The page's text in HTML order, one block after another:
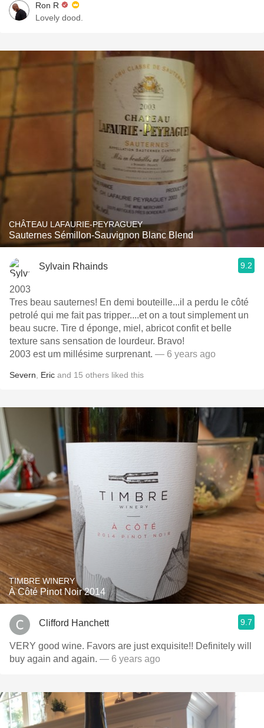
Ron R
Lovely dood.
CHÂTEAU LAFAURIE-PEYRAGUEY
Sauternes Sémillon-Sauvignon Blanc Blend
Sylvain Rhainds 9.2
2003
Tres beau sauternes! En demi bouteille...il a perdu le côté
petrolé qui me fait pas tripper....et on a tout simplement un
beau sucre. Tire d éponge, miel, abricot confit et belle
texture sans sensation de lourdeur. Bravo!
2003 est um millésime surprenant. — 6 years ago
Severn Eric and 15 others liked this
TIMBRE WINERY
À Côté Pinot Noir 2014
Clifford Hanchett 9.7
VERY good wine. Favors are just exquisite!! Definitely will
buy again and again. — 6 years ago